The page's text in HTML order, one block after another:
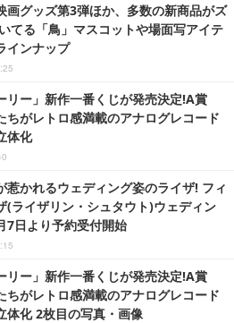
画グッズ第3弾ほか、多数の新商品がズ
てる「鳥」マスコットや場面写アイテ
インナップ
リー」新作一番くじが発売決定!A賞
ちがレトロ感満載のアナログレコード
体化
惹かれるウェディング姿のライザ! フィ
(ライザリン・シュタウト)ウェディン
7日より予約受付開始
リー」新作一番くじが発売決定!A賞
ちがレトロ感満載のアナログレコード
体化 2枚目の写真・画像